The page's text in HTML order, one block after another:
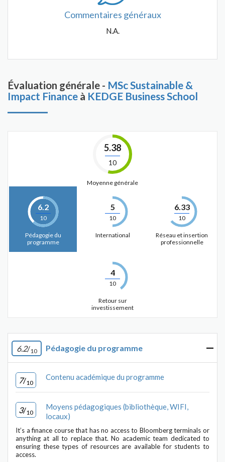
Commentaires généraux
N.A.
Évaluation générale - MSc Sustainable &
Impact Finance à KEDGE Business School
5.38
10
Moyenne générale
6.2
10
Pédagogie du
programme
5
10
International
6.33
10
Réseau et insertion
professionnelle
4
10
Retour sur
investissement
6.2/10 Pédagogie du programme
7/10
Contenu académique du programme
3/10
Moyens pédagogiques (bibliothèque, WIFI,
locaux)
It’s a finance course that has no access to Bloomberg terminals or
anything at all to replace that. No academic team dedicated to
ensuring these types of resources are available for students to
access.